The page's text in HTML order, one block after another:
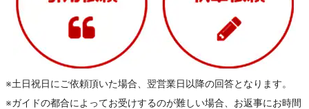
※土日祝日にご依頼頂いた場合、翌営業日以降の回答となります。
※ガイドの都合によってお受けするのが難しい場合、お返事にお時間